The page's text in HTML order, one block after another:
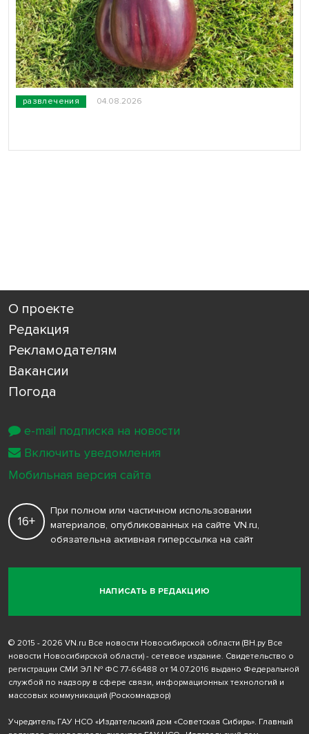
развлечения 04.08.2026
О проекте
Редакция
Рекламодателям
Вакансии
Погода
НАПИСАТЬ В РЕДАКЦИЮ
16+
При полном или частичном использовании
материалов, опубликованных на сайте VN.ru,
обязательна активная гиперссылка на сайт
© 2015 - 2026 VN.ru Все новости Новосибирской области (ВН.ру Все
новости Новосибирской области) - сетевое издание. Свидетельство о
регистрации СМИ ЭЛ № ФС 77-66488 от 14.07.2016 выдано Федеральной
службой по надзору в сфере связи, информационных технологий и
массовых коммуникаций (Роскомнадзор)
Учредитель ГАУ НСО «Издательский дом «Советская Сибирь». Главный
e-mail подписка на новости
Включить уведомления
Мобильная версия сайта